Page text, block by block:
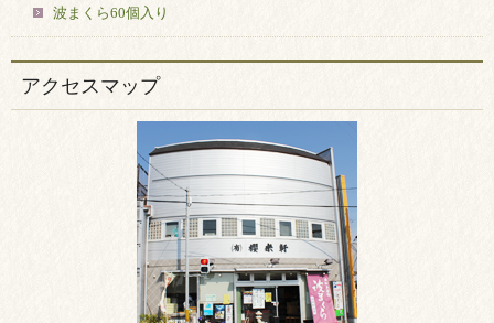
波まくら60個入り
アクセスマップ